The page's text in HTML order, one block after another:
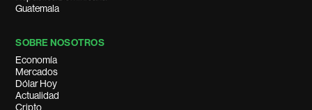
Guatemala
SOBRE NOSOTROS
Economía
Mercados
Dólar Hoy
Actualidad
Cripto